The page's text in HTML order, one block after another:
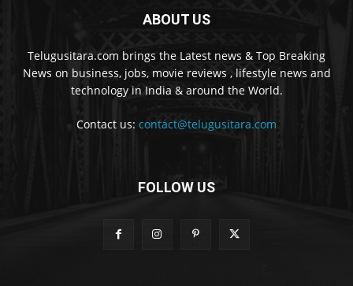
ABOUT US
Telugusitara.com brings the Latest news & Top Breaking
News on business, jobs, movie reviews , lifestyle news and
technology in India & around the World.
Contact us: contact@telugusitara.com
FOLLOW US